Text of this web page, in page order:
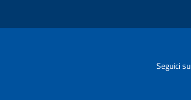
Seguici su